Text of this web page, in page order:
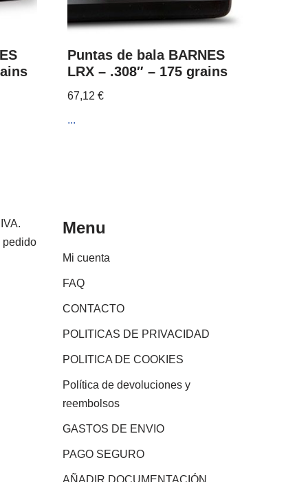
Puntas de bala BARNES
LRX – .308″ – 175 grains
67,12€
...
pedido
Menu
Mi cuenta
FAQ
CONTACTO
POLITICAS DE PRIVACIDAD
POLITICA DE COOKIES
Política de devoluciones y
reembolsos
GASTOS DE ENVIO
PAGO SEGURO